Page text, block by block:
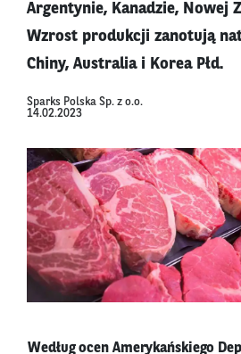
Argentynie, Kanadzie, Nowej
Wzrost produkcji zanotują
Chiny, Australia i Korea Płd.
Sparks Polska Sp. z o.o.
14.02.2023
Według ocen Amerykańskiego